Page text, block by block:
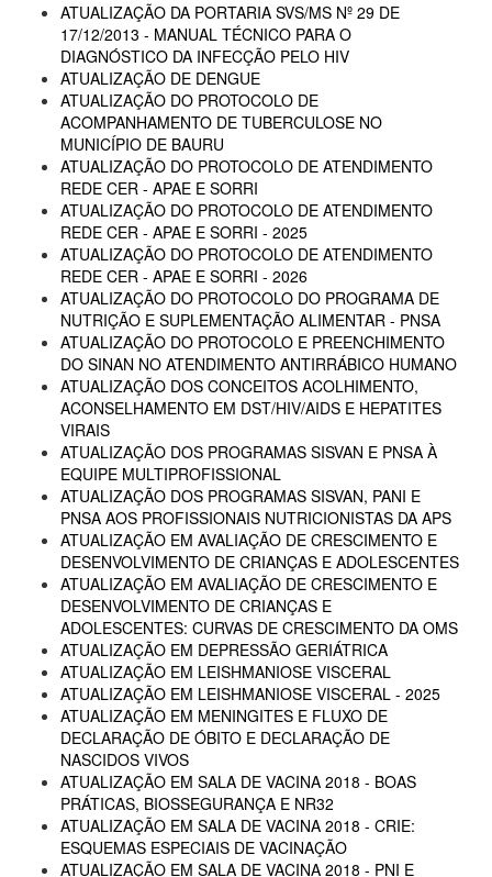
ATUALIZAÇÃO DA PORTARIA SVS/MS Nº 29 DE
17/12/2013 - MANUAL TÉCNICO PARA O
DIAGNÓSTICO DA INFECÇÃO PELO HIV
ATUALIZAÇÃO DE DENGUE
ATUALIZAÇÃO DO PROTOCOLO DE
ACOMPANHAMENTO DE TUBERCULOSE NO
MUNICÍPIO DE BAURU
ATUALIZAÇÃO DO PROTOCOLO DE ATENDIMENTO
REDE CER - APAE E SORRI
ATUALIZAÇÃO DO PROTOCOLO DE ATENDIMENTO
REDE CER - APAE E SORRI - 2025
ATUALIZAÇÃO DO PROTOCOLO DE ATENDIMENTO
REDE CER - APAE E SORRI - 2026
ATUALIZAÇÃO DO PROTOCOLO DO PROGRAMA DE
NUTRIÇÃO E SUPLEMENTAÇÃO ALIMENTAR - PNSA
ATUALIZAÇÃO DO PROTOCOLO E PREENCHIMENTO
DO SINAN NO ATENDIMENTO ANTIRRÁBICO HUMANO
ATUALIZAÇÃO DOS CONCEITOS ACOLHIMENTO,
ACONSELHAMENTO EM DST/HIV/AIDS E HEPATITES
VIRAIS
ATUALIZAÇÃO DOS PROGRAMAS SISVAN E PNSA À
EQUIPE MULTIPROFISSIONAL
ATUALIZAÇÃO DOS PROGRAMAS SISVAN, PANI E
PNSA AOS PROFISSIONAIS NUTRICIONISTAS DA APS
ATUALIZAÇÃO EM AVALIAÇÃO DE CRESCIMENTO E
DESENVOLVIMENTO DE CRIANÇAS E ADOLESCENTES
ATUALIZAÇÃO EM AVALIAÇÃO DE CRESCIMENTO E
DESENVOLVIMENTO DE CRIANÇAS E
ADOLESCENTES: CURVAS DE CRESCIMENTO DA OMS
ATUALIZAÇÃO EM DEPRESSÃO GERIÁTRICA
ATUALIZAÇÃO EM LEISHMANIOSE VISCERAL
ATUALIZAÇÃO EM LEISHMANIOSE VISCERAL - 2025
ATUALIZAÇÃO EM MENINGITES E FLUXO DE
DECLARAÇÃO DE ÓBITO E DECLARAÇÃO DE
NASCIDOS VIVOS
ATUALIZAÇÃO EM SALA DE VACINA 2018 - BOAS
PRÁTICAS, BIOSSEGURANÇA E NR32
ATUALIZAÇÃO EM SALA DE VACINA 2018 - CRIE:
ESQUEMAS ESPECIAIS DE VACINAÇÃO
ATUALIZAÇÃO EM SALA DE VACINA 2018 - PNI E